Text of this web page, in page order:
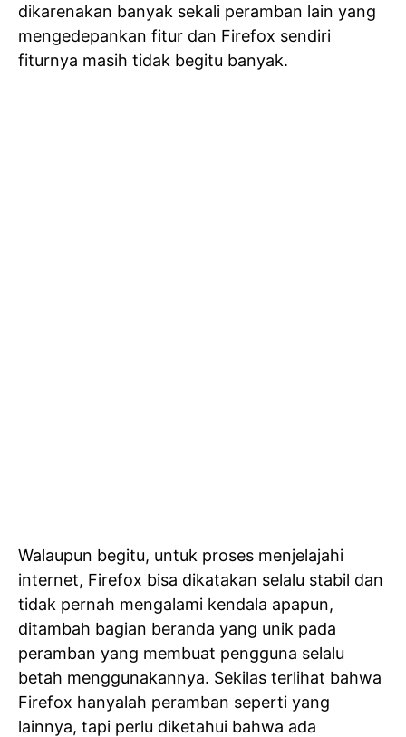
dikarenakan banyak sekali peramban lain yang
mengedepankan fitur dan Firefox sendiri
fiturnya masih tidak begitu banyak.
Walaupun begitu, untuk proses menjelajahi
internet, Firefox bisa dikatakan selalu stabil dan
tidak pernah mengalami kendala apapun,
ditambah bagian beranda yang unik pada
peramban yang membuat pengguna selalu
betah menggunakannya. Sekilas terlihat bahwa
Firefox hanyalah peramban seperti yang
lainnya, tapi perlu diketahui bahwa ada